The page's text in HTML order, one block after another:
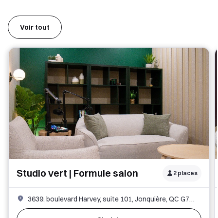
Voir tout
Studio vert | Formule salon 2 places
3639, boulevard Harvey, suite 101, Jonquière, QC G7X 3B2